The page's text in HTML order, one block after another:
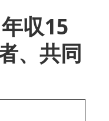
収15
、共同